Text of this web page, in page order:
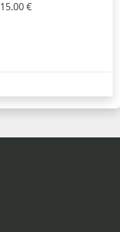
15.00 €